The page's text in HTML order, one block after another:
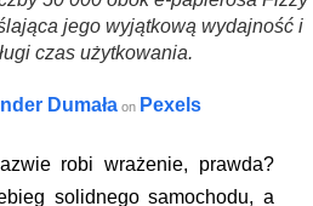
jego wyjątkową wydajność i
czas użytkowania.
Dumała on Pexels
robi wrażenie, prawda?
solidnego samochodu, a